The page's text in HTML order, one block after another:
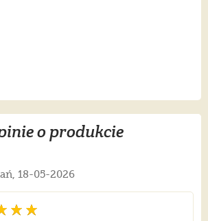
o produkcie
18-05-2026